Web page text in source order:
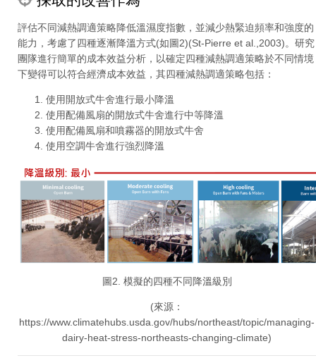
評估不同減熱調適策略降低溫濕度指數，並減少熱緊迫頻率和強度的
能力，考慮了四種逐漸降溫方式(如圖2)(St-Pierre et al.,2003)。研究
團隊進行簡單的成本效益分析，以確定四種減熱調適策略於不同情境
下變得可以符合經濟成本效益，其四種減熱調適策略包括：
使用開放式牛舍進行最小降溫
使用配備風扇的開放式牛舍進行中等降溫
使用配備風扇和噴霧器的開放式牛舍
使用空調牛舍進行強烈降溫
圖2. 模擬的四種不同降溫級別
(來源：
https://www.climatehubs.usda.gov/hubs/northeast/topic/managing-
dairy-heat-stress-northeasts-changing-climate)